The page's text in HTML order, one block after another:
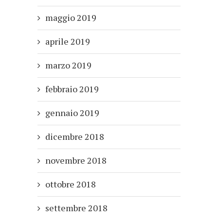
maggio 2019
aprile 2019
marzo 2019
febbraio 2019
gennaio 2019
dicembre 2018
novembre 2018
ottobre 2018
settembre 2018